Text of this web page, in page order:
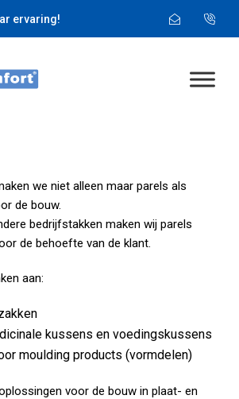
ervaring!
we niet alleen maar parels als
de bouw.
bedrijfstakken maken wij parels
de behoefte van de klant.
aan:
kussens en voedingskussens
moulding products (vormdelen)
voor de bouw in plaat- en